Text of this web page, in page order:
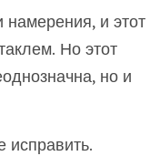
намерения, и этот
Но этот
но и
исправить.